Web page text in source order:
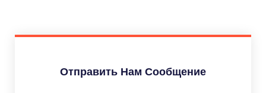
Отправить Нам Сообщение